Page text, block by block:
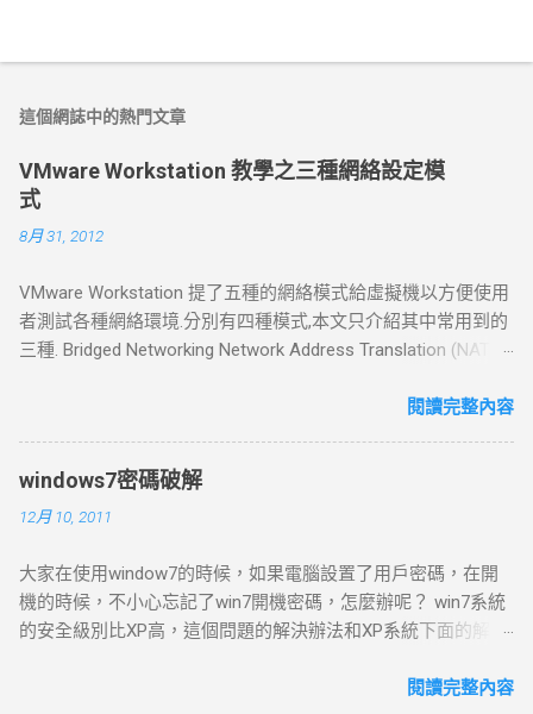
這個網誌中的熱門文章
VMware Workstation 教學之三種網絡設定模
式
8月 31, 2012
VMware Workstation 提了五種的網絡模式給虛擬機以方便使用
者測試各種網絡環境.分別有四種模式,本文只介紹其中常用到的
三種. Bridged Networking Network Address Translation (NAT)
機在一個局域網中，這種方法是將你的VMware Workstation 接
主機有著同等地位的一台電腦 ，橋接模式可以享受所有可用的
服務；包括檔案服務、列印服務等等.也就是說在此模式下,局域
網中的電腦也能發現此電腦,并和虛擬機互聯. 如果你在新增虛擬
程，那麼預設的橋接模式網路會自動設定好。如果你的主機在
一個以設定好的局域網中，那麼選擇用橋接模式的網路會是讓
你的虛擬機連上網絡一種簡單的方式。如果你選擇了橋接模式
網路連線；比如說在TCP/IP架構的網路底下，虛擬機需要一個
閱讀完整內容
windows7密碼破解
12月 10, 2011
大家在使用window7的時候，如果電腦設置了用戶密碼，在開
機的時候，不小心忘記了win7開機密碼，怎麼辦呢？ win7系統
的安全級別比XP高，這個問題的解決辦法和XP系統下面的解決
時，出現輸入用戶名密碼的提示框，按Ctrl Alt Delete，跳出帳
閱讀完整內容